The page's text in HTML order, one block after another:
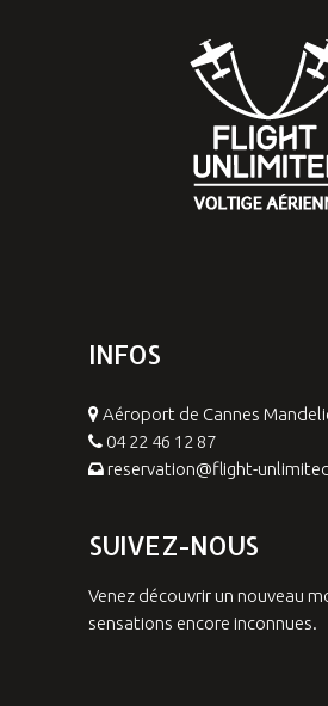
INFOS
Aéroport de Cannes
04 22 46 12 87
reservation@flight-
SUIVEZ-NOUS
Venez découvrir un nouveau
sensations encore inconnues.